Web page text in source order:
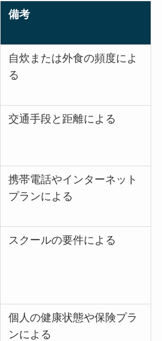
備考
自炊または外食の頻度によ
る
交通手段と距離による
携帯電話やインターネット
プランによる
スクールの要件による
個人の健康状態や保険プラ
ンによる